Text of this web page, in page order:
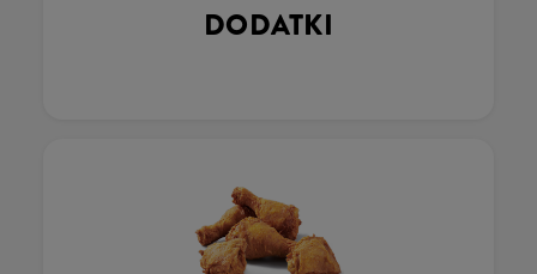
DODATKI